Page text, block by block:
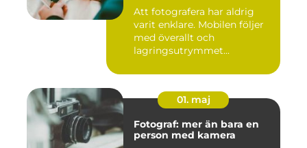
Att fotografera har aldrig
varit enklare. Mobilen följer
med överallt och
lagringsutrymmet...
01. maj
Fotograf: mer än bara en
person med kamera